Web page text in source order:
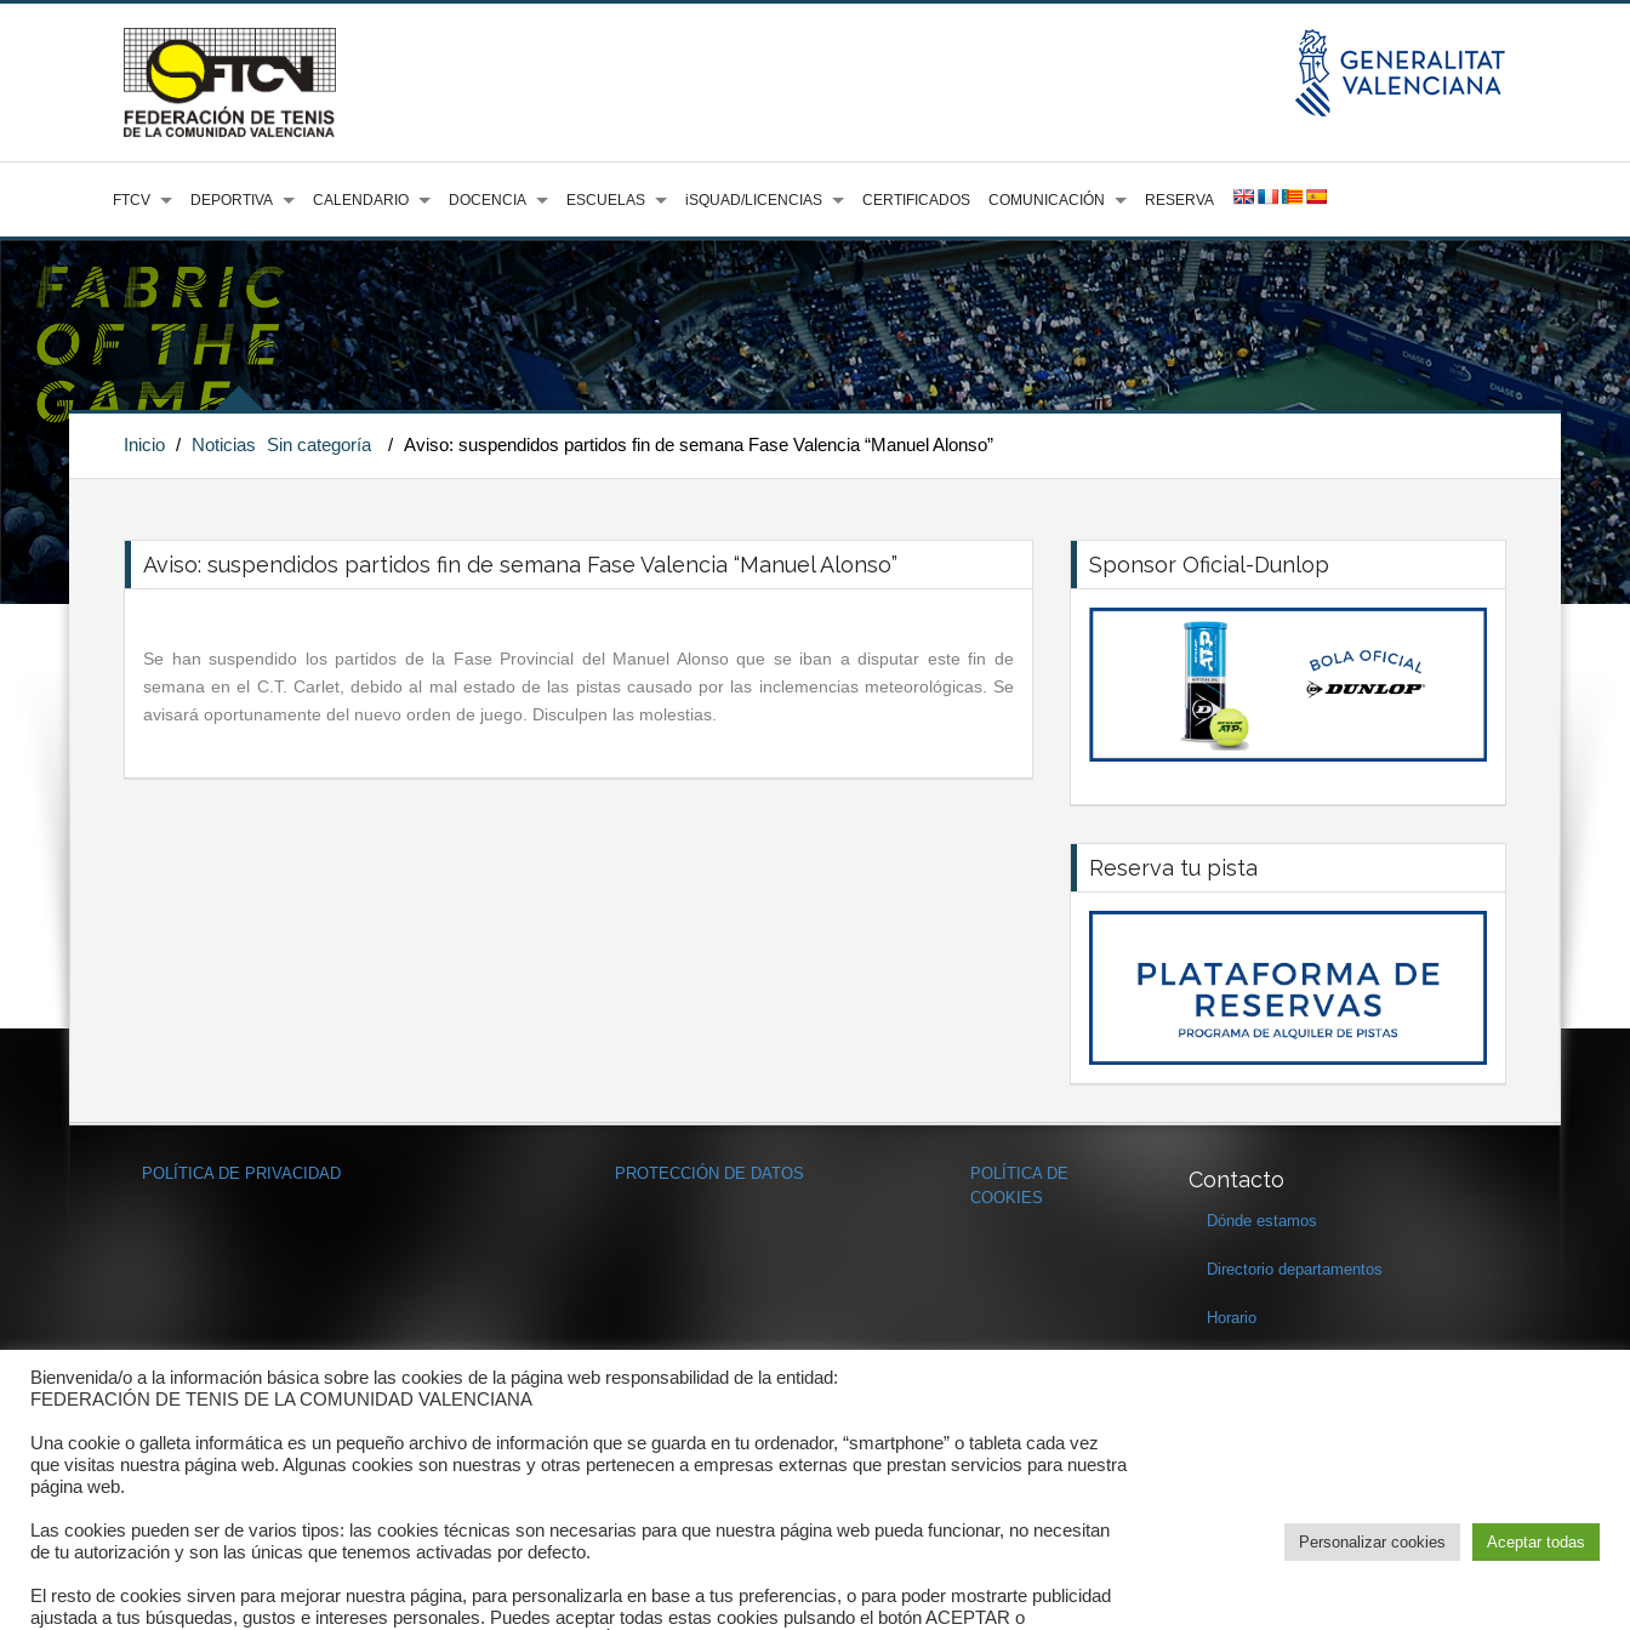
FTCV DEPORTIVA CALENDARIO DOCENCIA ESCUELAS iSQUAD/LICENCIAS CERTIFICADOS COMUNICACIÓN RESERVA
Inicio / Noticias Sin categoría / Aviso: suspendidos partidos fin de semana Fase Valencia “Manuel Alonso”
Aviso: suspendidos partidos fin de semana Fase Valencia “Manuel Alonso”
Se han suspendido los partidos de la Fase Provincial del Manuel Alonso que se iban a disputar este fin de
semana en el C.T. Carlet, debido al mal estado de las pistas causado por las inclemencias meteorológicas. Se
avisará oportunamente del nuevo orden de juego. Disculpen las molestias.
Sponsor Oficial-Dunlop
Reserva tu pista
POLÍTICA DE PRIVACIDAD PROTECCIÓN DE DATOS
POLÍTICA DE
COOKIES
Contacto
Dónde estamos
Directorio departamentos
Horario
Copyright © 2025 FTCV
Bienvenida/o a la información básica sobre las cookies de la página web responsabilidad de la entidad:
FEDERACIÓN DE TENIS DE LA COMUNIDAD VALENCIANA
Una cookie o galleta informática es un pequeño archivo de información que se guarda en tu ordenador, “smartphone” o tableta cada vez
que visitas nuestra página web. Algunas cookies son nuestras y otras pertenecen a empresas externas que prestan servicios para nuestra
página web.
Las cookies pueden ser de varios tipos: las cookies técnicas son necesarias para que nuestra página web pueda funcionar, no necesitan
de tu autorización y son las únicas que tenemos activadas por defecto.
El resto de cookies sirven para mejorar nuestra página, para personalizarla en base a tus preferencias, o para poder mostrarte publicidad
ajustada a tus búsquedas, gustos e intereses personales. Puedes aceptar todas estas cookies pulsando el botón ACEPTAR o
Personalizar cookies Aceptar todas